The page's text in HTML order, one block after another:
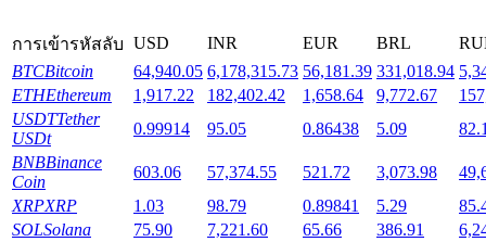
การลงทุนพิเศษสำหรับผู้ถือ BTR
การเข้ารหัสลับ USD INR EUR BRL
BTCBitcoin 64,940.05 6,178,315.73 56,181.39 331,018.94
ETHEthereum 1,917.22 182,402.42 1,658.64 9,772.67
USDTTether
USDt
0.99914 95.05 0.86438 5.09
BNBBinance
Coin
603.06 57,374.55 521.72 3,073.98
XRPXRP 1.03 98.79 0.89841 5.29
SOLSolana 75.90 7,221.60 65.66 386.91